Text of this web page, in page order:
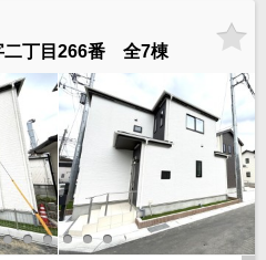
丁目266番 全7棟